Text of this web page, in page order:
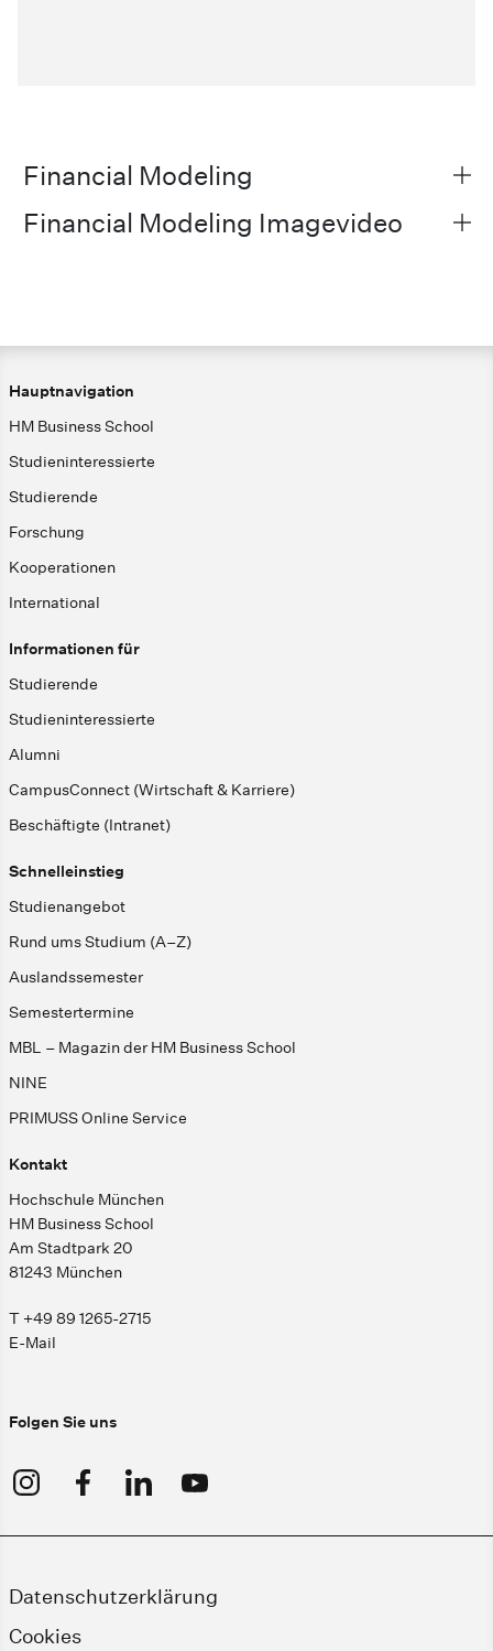
Financial Modeling
Financial Modeling Imagevideo
Hauptnavigation
HM Business School
Studieninteressierte
Studierende
Forschung
Kooperationen
International
Informationen für
Studierende
Studieninteressierte
Alumni
CampusConnect (Wirtschaft & Karriere)
Beschäftigte (Intranet)
Schnelleinstieg
Studienangebot
Rund ums Studium (A–Z)
Auslandssemester
Semestertermine
MBL – Magazin der HM Business School
NINE
PRIMUSS Online Service
Kontakt
Hochschule München
HM Business School
Am Stadtpark 20
81243 München
T +49 89 1265-2715
E-Mail
Folgen Sie uns
Datenschutzerklärung
Cookies